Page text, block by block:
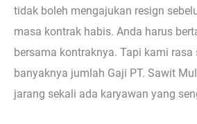
tidak boleh mengajukan resign
masa kontrak habis. Anda harus
bersama kontraknya. Tapi kami rasa
banyaknya jumlah Gaji PT. Sawit
jarang sekali ada karyawan yang